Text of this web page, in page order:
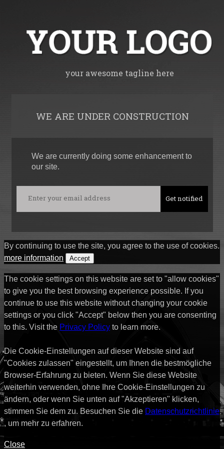
your awesome tagline here
WE ARE UNDER CONSTRUCTION
We are currently doing some enhancement to
our site.
By continuing to use the site, you agree to the use of cookies.
more information
Accept
The cookie settings on this website are set to "allow cookies"
to give you the best browsing experience possible. If you
continue to use this website without changing your cookie
settings or you click "Accept" below then you are consenting
to this. Visit the Privacy Policy to learn more.
Die Cookie-Einstellungen auf dieser Website sind auf
"Cookies zulassen" eingestellt, um Ihnen die bestmögliche
Browser-Erfahrung zu bieten. Wenn Sie diese Website
weiterhin verwenden, ohne Ihre Cookie-Einstellungen zu
ändern, oder wenn Sie unten auf "Akzeptieren" klicken,
stimmen Sie dem zu. Besuchen Sie die Datenschutzrichtlinie
, um mehr zu erfahren.
Close